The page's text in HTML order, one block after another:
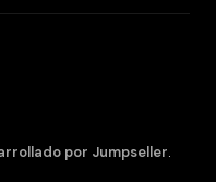
por Jumpseller.